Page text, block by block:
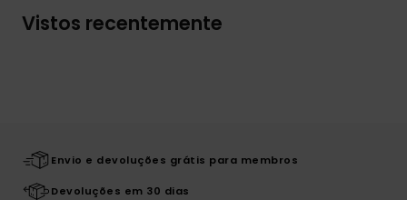
Vistos recentemente
Envio e devoluções grátis para membros
Devoluções em 30 dias